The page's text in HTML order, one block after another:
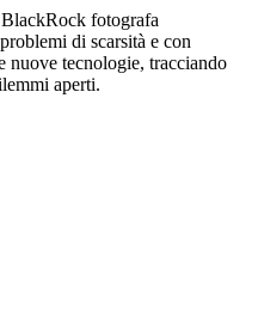
fotografa
di scarsità e con
nuove tecnologie, tracciando
aperti.